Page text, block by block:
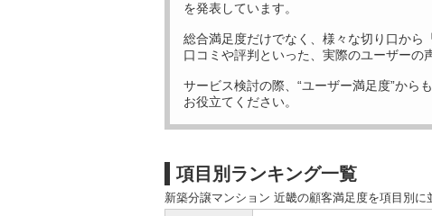
を発表しています。
総合満足度だけでなく、様々な切り口から
口コミや評判といった、実際のユーザーの
サービス検討の際、“ユーザー満足度”から
お役立てください。
項目別ランキング一覧
新築分譲マンション 近畿の顧客満足度を項目別に